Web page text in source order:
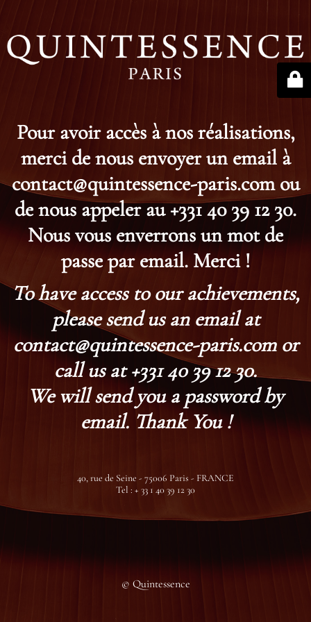
Pour avoir accès à nos réalisations,
merci de nous envoyer un email à
contact@quintessence-paris.com ou
de nous appeler au +331 40 39 12 30.
Nous vous enverrons un mot de
passe par email. Merci !
To have access to our achievements,
please send us an email at
contact@quintessence-paris.com or
call us at +331 40 39 12 30.
We will send you a password by
email. Thank You !
40, rue de Seine - 75006 Paris - FRANCE
Tel : + 33 1 40 39 12 30
© Quintessence